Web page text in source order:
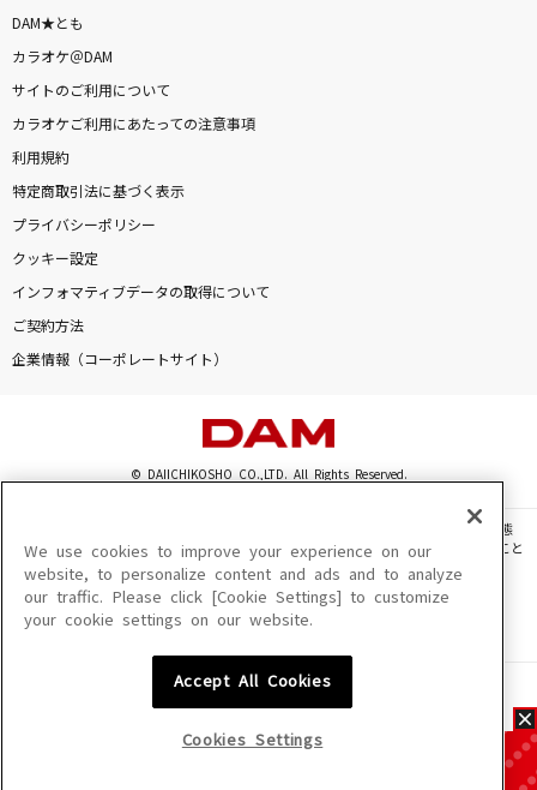
DAM★とも
カラオケ＠DAM
サイトのご利用について
カラオケご利用にあたっての注意事項
利用規約
特定商取引法に基づく表示
プライバシーポリシー
クッキー設定
インフォマティブデータの取得について
ご契約方法
企業情報（コーポレートサイト）
© DAIICHIKOSHO CO.,LTD. All Rights Reserved.
このサイトに掲載されている一切の文章・画像・写真・動画・音声等を、手段や形態
を問わず、著作権法の定める範囲を超えて無断で複製、転載、ファイル化などすること
を禁じます。
楽曲及びコンテンツは、機種によりご利用いただけない場合があります。
楽曲及びコンテンツの配信日、配信内容が変更になる場合があります。
We use cookies to improve your experience on our
website, to personalize content and ads and to analyze
our traffic. Please click [Cookie Settings] to customize
your cookie settings on our website.
Accept All Cookies
Cookies Settings